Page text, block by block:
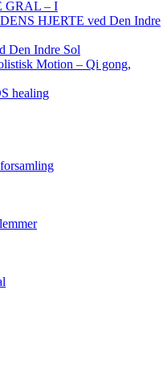
GRAL – I
HJERTE ved Den Indre
Den Indre Sol
Motion – Qi gong,
healing